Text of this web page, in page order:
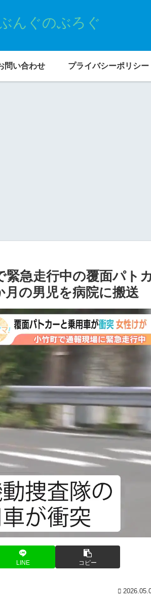
んぐのぶろぐ
問い合わせ プライバシーポリシー
緊急走行中の覆面パトカ
月の男児を病院に搬送
LINE コピー